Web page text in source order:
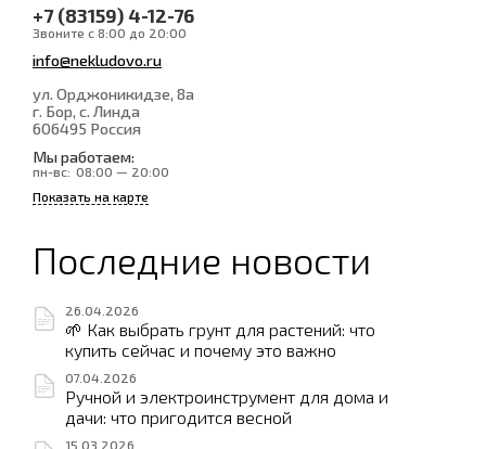
+7 (83159) 4-12-76
Звоните с 8:00 до 20:00
info@nekludovo.ru
ул. Орджоникидзе, 8а
г. Бор, с. Линда
606495 Россия
Мы работаем:
пн-вс: 08:00 — 20:00
Показать на карте
Последние новости
26.04.2026
🌱 Как выбрать грунт для растений: что
купить сейчас и почему это важно
07.04.2026
Ручной и электроинструмент для дома и
дачи: что пригодится весной
15.03.2026